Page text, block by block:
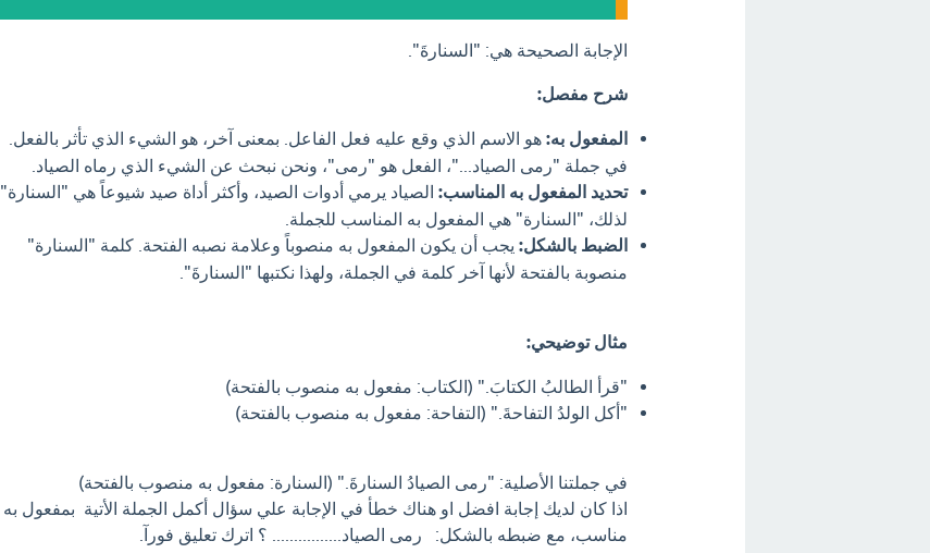
الإجابة الصحيحة هي: "السنارةَ".
شرح مفصل:
المفعول به: هو الاسم الذي وقع عليه فعل الفاعل. بمعنى آخر، هو الشيء الذي تأثر بالفعل.
في جملة "رمى الصياد..."، الفعل هو "رمى"، ونحن نبحث عن الشيء الذي رماه الصياد.
تحديد المفعول به المناسب: الصياد يرمي أدوات الصيد، وأكثر أداة صيد شيوعاً هي "السنارة".
لذلك، "السنارة" هي المفعول به المناسب للجملة.
الضبط بالشكل: يجب أن يكون المفعول به منصوباً وعلامة نصبه الفتحة. كلمة "السنارة"
منصوبة بالفتحة لأنها آخر كلمة في الجملة، ولهذا نكتبها "السنارةَ".
مثال توضيحي:
"قرأ الطالبُ الكتابَ." (الكتاب: مفعول به منصوب بالفتحة)
"أكل الولدُ التفاحةَ." (التفاحة: مفعول به منصوب بالفتحة)
في جملتنا الأصلية: "رمى الصيادُ السنارةَ." (السنارة: مفعول به منصوب بالفتحة)
اذا كان لديك إجابة افضل او هناك خطأ في الإجابة علي سؤال أكمل الجملة الأتية بمفعول به
مناسب، مع ضبطه بالشكل: رمى الصياد................ ؟ اترك تعليق فورآ.